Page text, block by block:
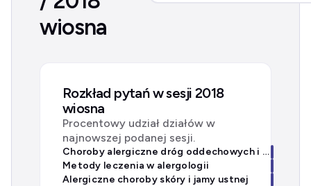
wiosna
Rozkład pytań w sesji 2018
wiosna
Procentowy udział działów w
najnowszej podanej sesji.
Choroby alergiczne dróg oddechowych i układu pokarmowego
Metody leczenia w alergologii
Alergiczne choroby skóry i jamy ustnej